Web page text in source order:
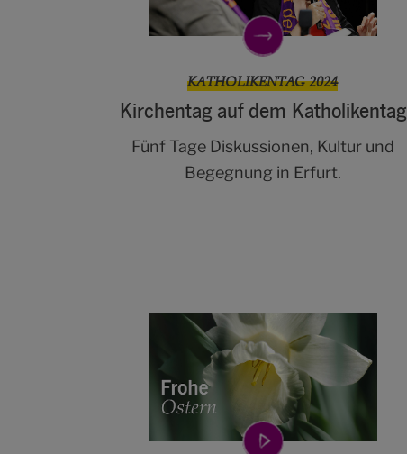
KATHOLIKENTAG 2024
Kirchentag auf dem Katholikentag
Fünf Tage Diskussionen, Kultur und
Begegnung in Erfurt.